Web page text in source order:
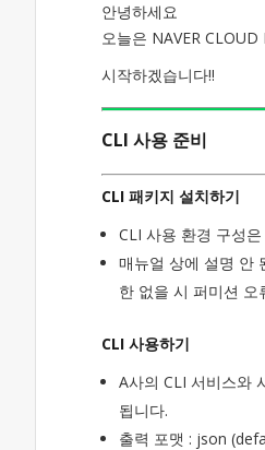
안녕하세요
오늘은 NAVER
시작하겠습니다!!
CLI 사용 준비
CLI 패키지 설치하기
CLI 사용 환경 구성
매뉴얼 상에 설명 안
한 없을 시 퍼미션
CLI 사용하기
A사의 CLI 서비스와
됩니다.
출력 포맷 : json